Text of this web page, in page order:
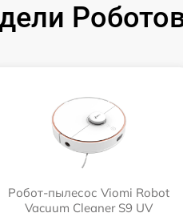
Робот-пылесос Viomi Robot
Vacuum Cleaner S9 UV